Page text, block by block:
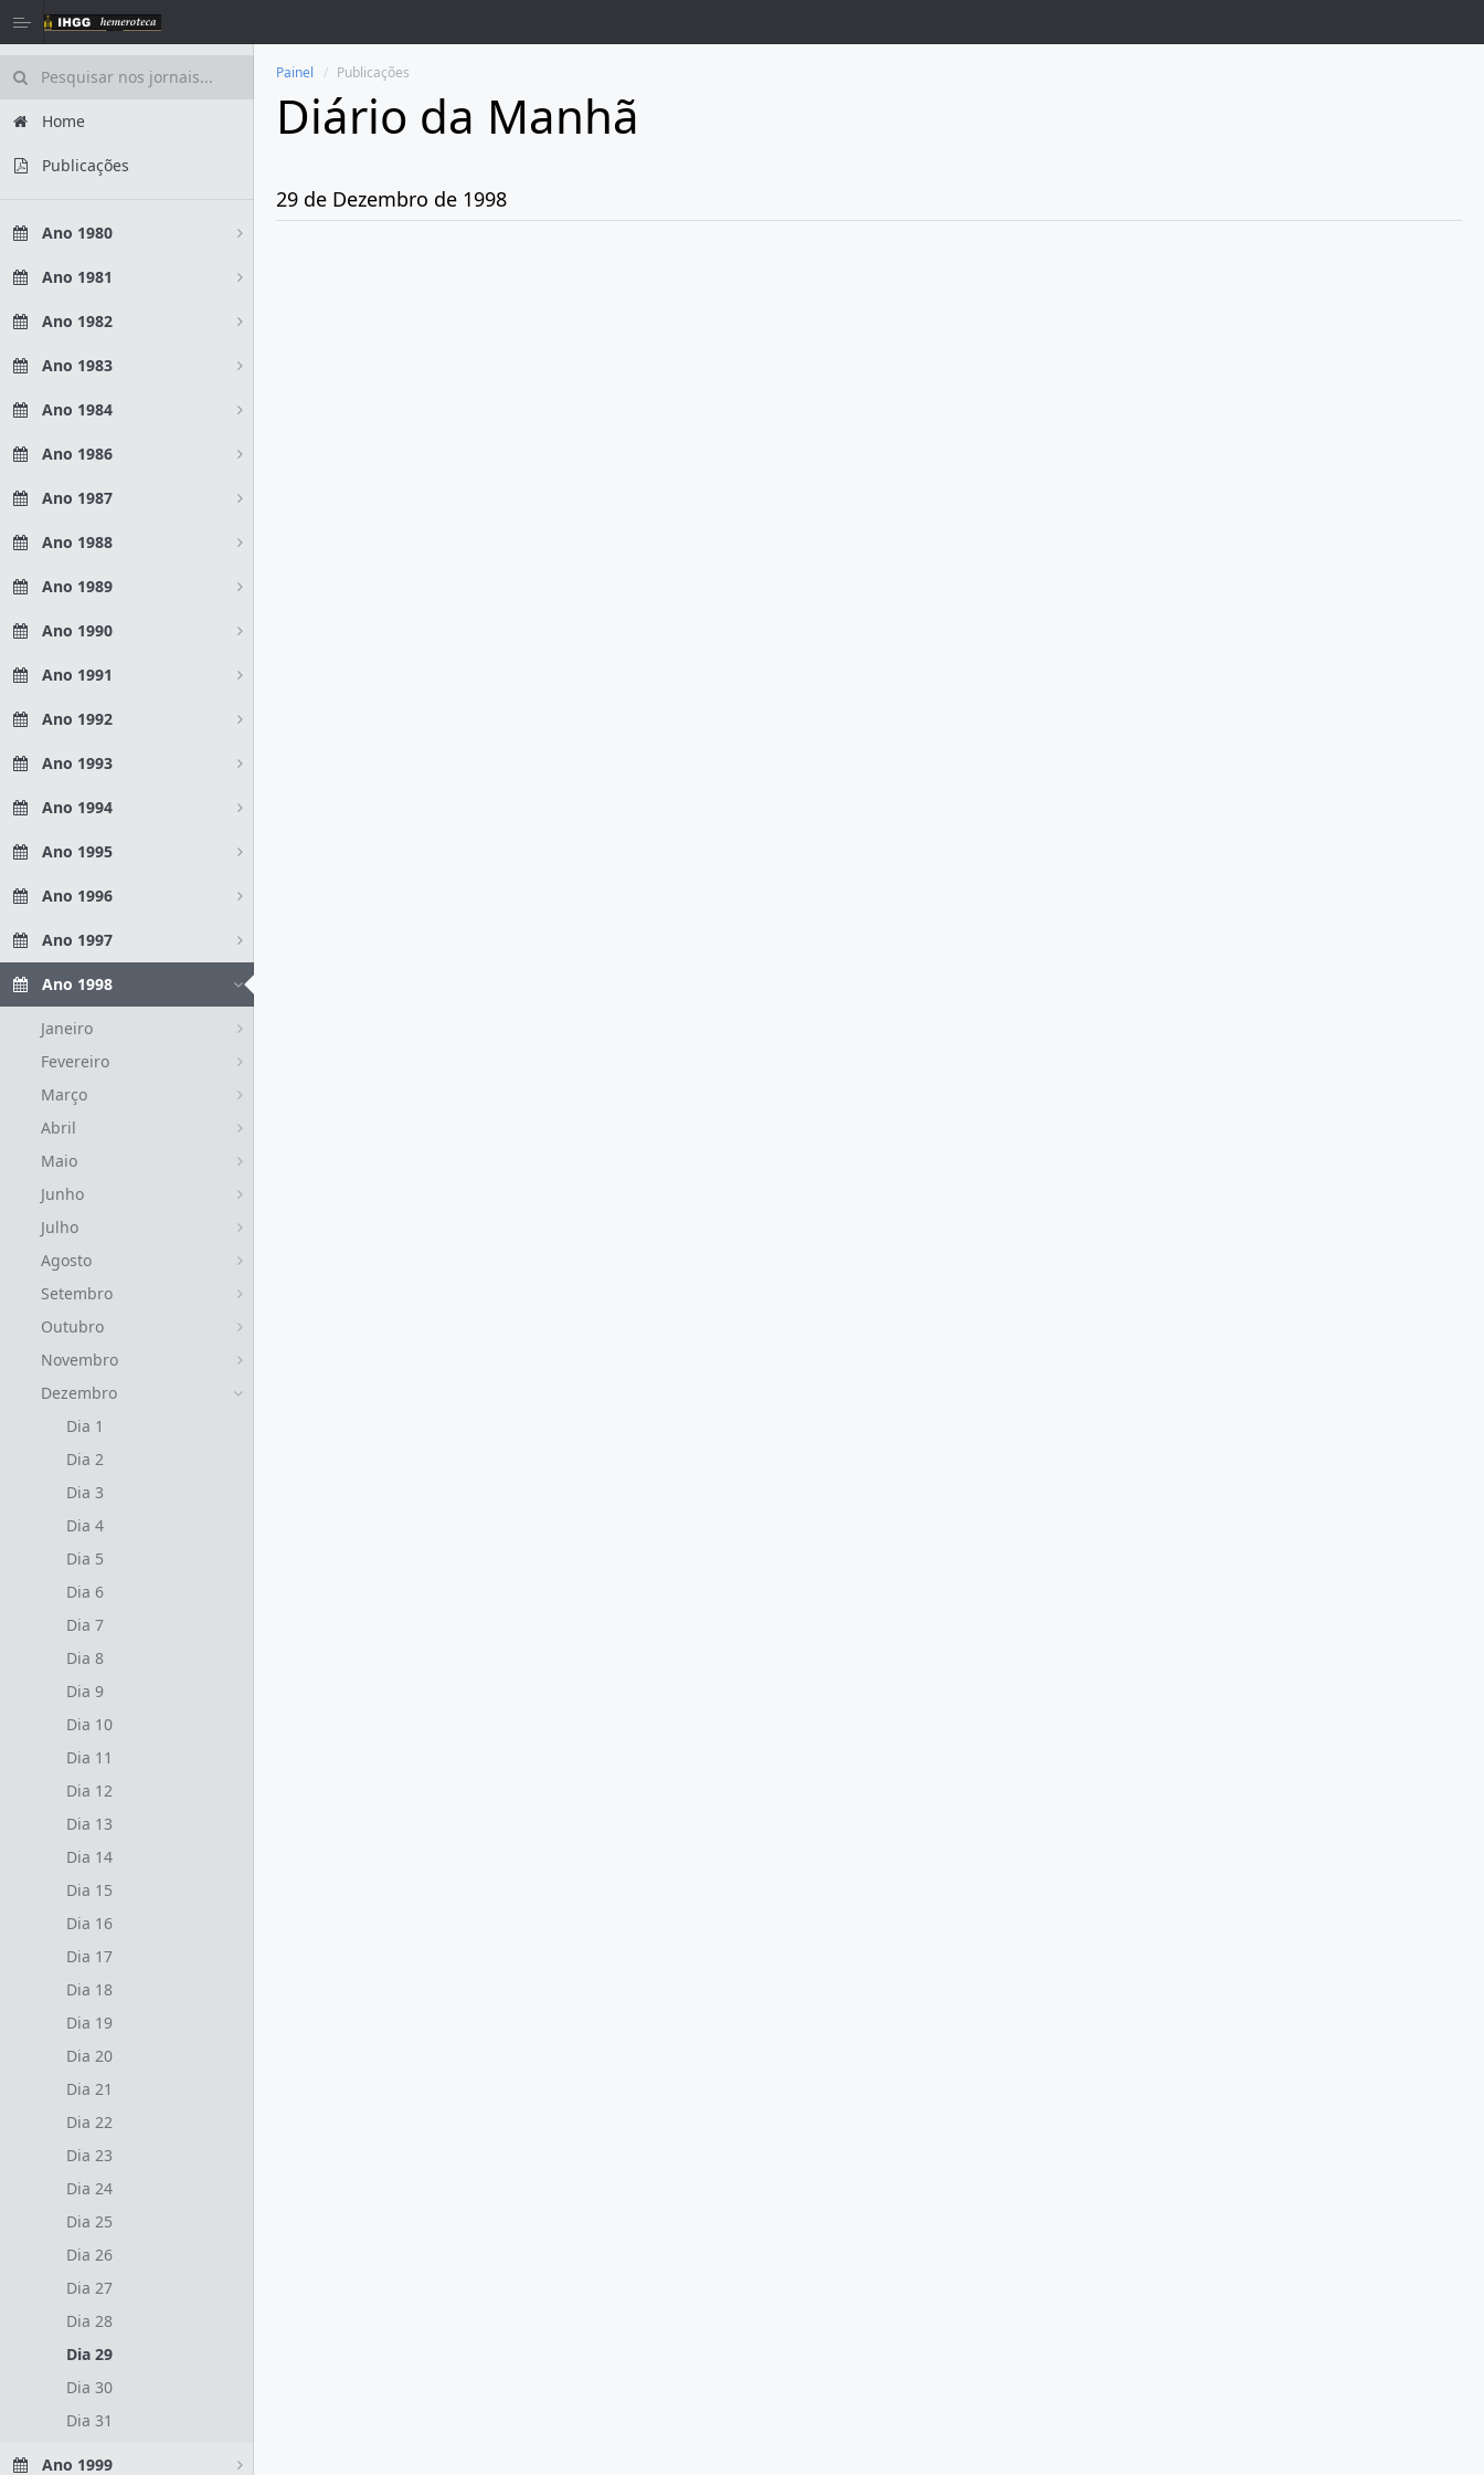
Home
Publicações
Ano 1980
Ano 1981
Ano 1982
Ano 1983
Ano 1984
Ano 1986
Ano 1987
Ano 1988
Ano 1989
Ano 1990
Ano 1991
Ano 1992
Ano 1993
Ano 1994
Ano 1995
Ano 1996
Ano 1997
Ano 1998
Janeiro
Fevereiro
Março
Abril
Maio
Junho
Julho
Agosto
Setembro
Outubro
Novembro
Dezembro
Dia 1
Dia 2
Dia 3
Dia 4
Dia 5
Dia 6
Dia 7
Dia 8
Dia 9
Dia 10
Dia 11
Dia 12
Dia 13
Dia 14
Dia 15
Dia 16
Dia 17
Dia 18
Dia 19
Dia 20
Dia 21
Dia 22
Dia 23
Dia 24
Dia 25
Dia 26
Dia 27
Dia 28
Dia 29
Dia 30
Dia 31
Ano 1999
Painel Publicações
Diário da Manhã
29 de Dezembro de 1998